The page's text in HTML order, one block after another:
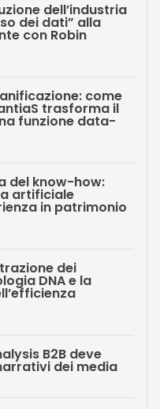
dell’industria
dei dati” alla
con Robin
come
trasforma il
funzione data-
del know-how:
artificiale
in patrimonio
dei
DNA e la
B2B deve
dei media